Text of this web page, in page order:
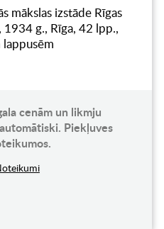
mākslas izstāde Rīgas
1934 g., Rīga, 42 lpp.,
lappusēm
cenām un likmju
Piekļuves